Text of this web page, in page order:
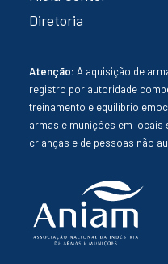
Diretoria
Atenção: A aquisição de
registro por autoridade
treinamento e equilíbrio
armas e munições em locais
crianças e de pessoas não